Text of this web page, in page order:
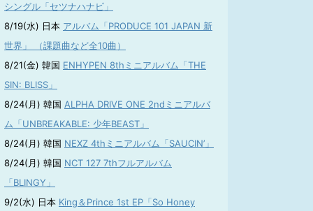
シングル「セツナハナビ」
8/19(水) 日本 アルバム「PRODUCE 101 JAPAN 新
世界」 （課題曲など全10曲）
8/21(金) 韓国 ENHYPEN 8thミニアルバム「THE
SIN: BLISS」
8/24(月) 韓国 ALPHA DRIVE ONE 2ndミニアルバ
ム「UNBREAKABLE: 少年BEAST」
8/24(月) 韓国 NEXZ 4thミニアルバム「SAUCIN’」
8/24(月) 韓国 NCT 127 7thフルアルバム
「BLINGY」
9/2(水) 日本 King＆Prince 1st EP「So Honey